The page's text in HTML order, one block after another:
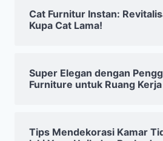
Cat Furnitur Instan:
Kupa Cat Lama!
Super Elegan dengan
Furniture untuk Ruang Kerja
Tips Mendekorasi Kamar